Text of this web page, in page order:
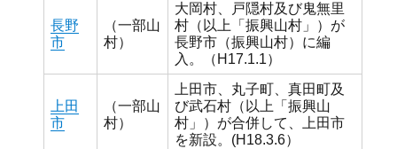
長野
市
（一部山
村）
大岡村、戸隠村及び鬼無里
村（以上「振興山村」）が
長野市（振興山村）に編
入。（H17.1.1）
上田
市
（一部山
村）
上田市、丸子町、真田町及
び武石村（以上「振興山
村」）が合併して、上田市
を新設。(H18.3.6）